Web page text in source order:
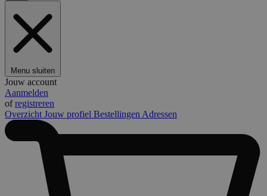
Menu sluiten
Jouw account
Aanmelden
ofregistreren
Overzicht Jouw profiel Bestellingen Adressen